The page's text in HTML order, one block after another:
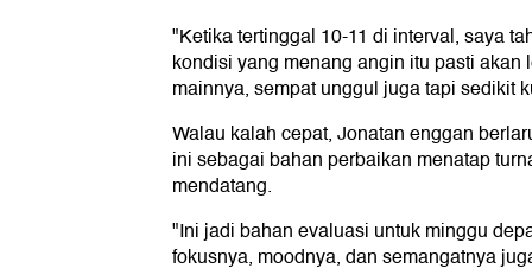
"Ketika tertinggal 10-11 di interval, saya
kondisi yang menang angin itu pasti
mainnya, sempat unggul juga tapi sedikit
Walau kalah cepat, Jonatan enggan
ini sebagai bahan perbaikan menatap
mendatang.
"Ini jadi bahan evaluasi untuk minggu
fokusnya, moodnya, dan semangatnya